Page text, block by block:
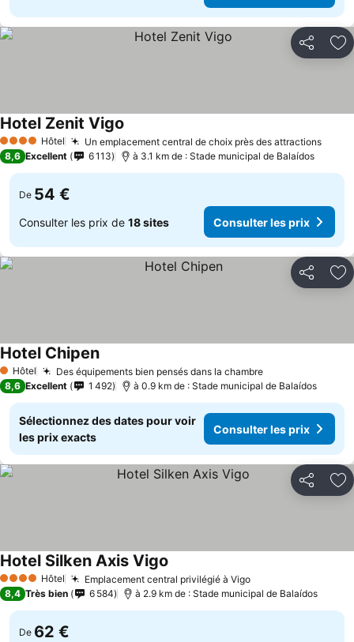
Partager
4 Étoiles Hôtel Un emplacement central de choix près des attractions
Hotel Zenit Vigo
8,6 Excellent 6 113 à 3.1 km de : Stade municipal de Balaídos
De 54 €
Consulter les prix de 18 sites Consulter les prix
Partager
1 Étoiles
Hôtel Des équipements bien pensés dans la chambre
Hotel Chipen
8,6 Excellent 1 492 à 0.9 km de : Stade municipal de Balaídos
Sélectionnez des dates pour voir
les prix exacts
Consulter les prix
Partager
4 Étoiles Hôtel Emplacement central privilégié à Vigo
Hotel Silken Axis Vigo
8,4 Très bien 6 584 à 2.9 km de : Stade municipal de Balaídos
De 62 €